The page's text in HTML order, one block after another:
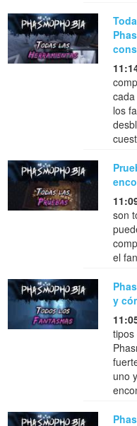
los
son
el
y
tipos
uno